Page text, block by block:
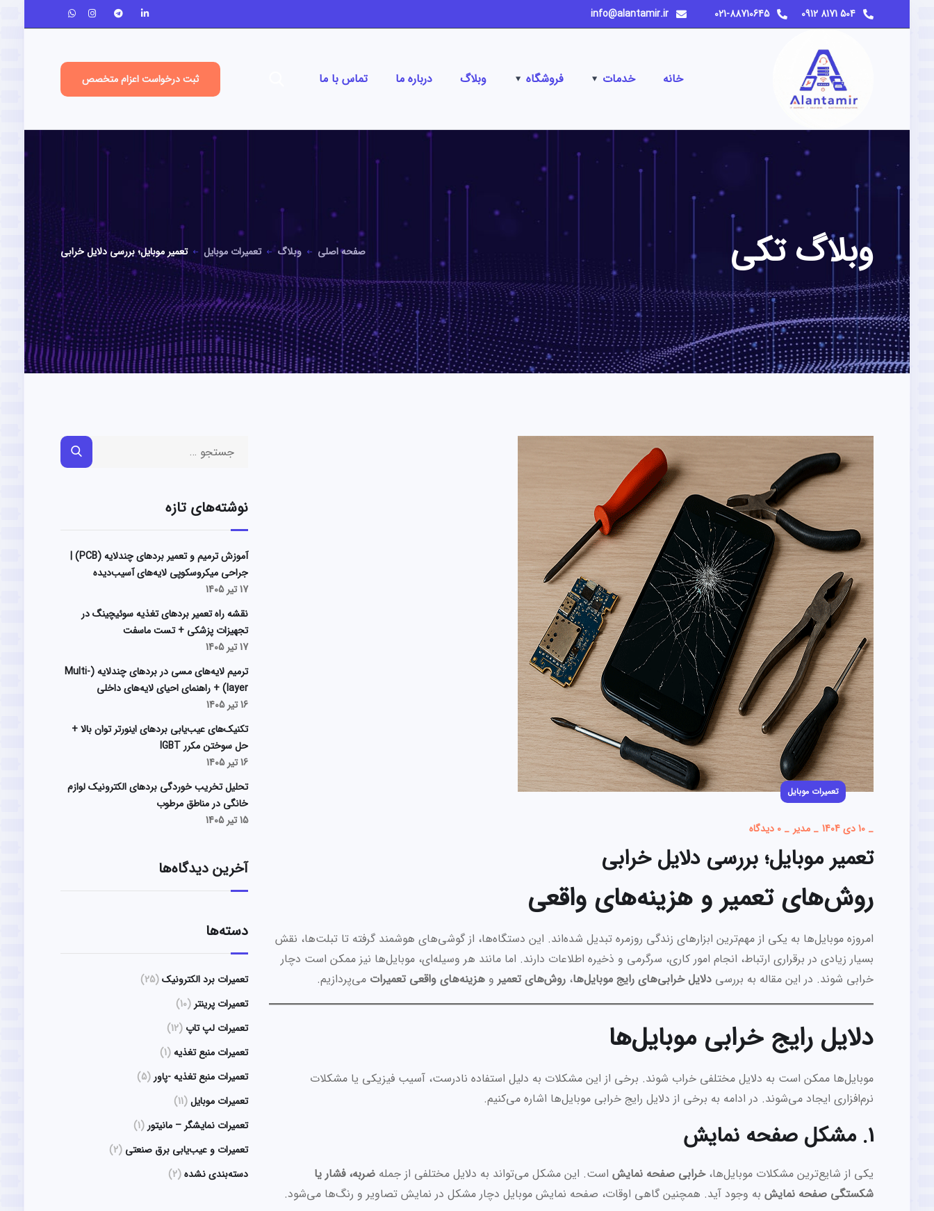
021-88710645
خانه خدمات فروشگاه وبلاگ درباره ما تماس با ما ثبت درخواست اعزام متخصص
وبلاگ تکی صفحه اصلی وبلاگ تعمیرات موبایل تعمیر موبایل؛ بررسی دلایل خرابی
تعمیرات موبایل
_ 10 دی 1404 _ مدیر _ 0 دیدگاه
تعمیر موبایل؛ بررسی دلایل خرابی
روش‌های تعمیر و هزینه‌های واقعی
امروزه موبایل‌ها به یکی از مهم‌ترین ابزارهای زندگی روزمره تبدیل شده‌اند. این دستگاه‌ها، از گوشی‌های هوشمند گرفته تا تبلت‌ها، نقش
بسیار زیادی در برقراری ارتباط، انجام امور کاری، سرگرمی و ذخیره اطلاعات دارند. اما مانند هر وسیله‌ای، موبایل‌ها نیز ممکن است دچار
خرابی شوند. در این مقاله به بررسی دلایل خرابی‌های رایج موبایل‌ها، روش‌های تعمیرو هزینه‌های واقعی تعمیرات می‌پردازیم.
دلایل رایج خرابی موبایل‌ها
موبایل‌ها ممکن است به دلایل مختلفی خراب شوند. برخی از این مشکلات به دلیل استفاده نادرست، آسیب فیزیکی یا مشکلات
نرم‌افزاری ایجاد می‌شوند. در ادامه به برخی از دلایل رایج خرابی موبایل‌ها اشاره می‌کنیم.
1. مشکل صفحه نمایش
یکی از شایع‌ترین مشکلات موبایل‌ها،خرابی صفحه نمایشاست. این مشکل می‌تواند به دلایل مختلفی از جمله ضربه، فشار یا
شکستگی صفحه نمایشبه وجود آید. همچنین گاهی اوقات، صفحه نمایش موبایل دچار مشکل در نمایش تصاویر و رنگ‌ها می‌شود.
نوشته‌های تازه
آموزش ترمیم و تعمیر بردهای چندلایه (PCB) |
جراحی میکروسکوپی لایه‌های آسیب‌دیده
17 تیر 1405
نقشه راه تعمیر بردهای تغذیه سوئیچینگ در
تجهیزات پزشکی + تست ماسفت
17 تیر 1405
ترمیم لایه‌های مسی در بردهای چندلایه (Multi-
layer) + راهنمای احیای لایه‌های داخلی
16 تیر 1405
تکنیک‌های عیب‌یابی بردهای اینورتر توان بالا +
حل سوختن مکرر IGBT
16 تیر 1405
تحلیل تخریب خوردگی بردهای الکترونیک لوازم
خانگی در مناطق مرطوب
15 تیر 1405
آخرین دیدگاه‌ها
دسته‌ها
تعمیرات برد الکترونیک(25)
تعمیرات پرینتر (10)
تعمیرات لپ تاپ (12)
تعمیرات منبع تغذیه(1)
تعمیرات منبع تغذیه -پاور (5)
تعمیرات موبایل(11)
تعمیرات نمایشگر – مانیتور (1)
تعمیرات و عیب‌یابی برق صنعتی (2)
دسته‌بندی نشده(2)